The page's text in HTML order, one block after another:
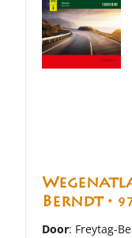
Berndt •
Door: Freytag-